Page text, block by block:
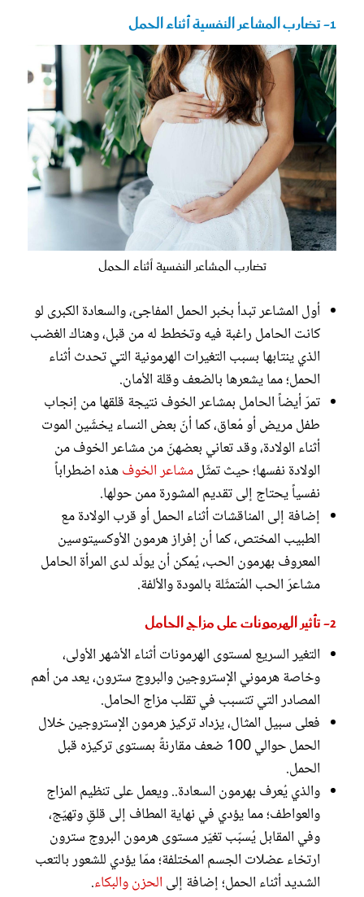
1- تضارب المشاعر النفسية أثناء الحمل
تضارب المشاعر النفسية أثناء الحمل
أول المشاعر تبدأ بخبر الحمل المفاجئ، والسعادة الكبرى لو
كانت الحامل راغبة فيه وتخطط له من قبل، وهناك الغضب
الذي ينتابها بسبب التغيرات الهرمونية التي تحدث أثناء
الحمل؛ مما يشعرها بالضعف وقلة الأمان.
تمرّ أيضاً الحامل بمشاعر الخوف نتيجة قلقها من إنجاب
طفل مريض أو مُعاق، كما أنّ بعض النساء يخشَين الموت
أثناء الولادة، وقد تعاني بعضهنّ من مشاعر الخوف من
الولادة نفسها؛ حيث تمثّلمشاعر الخوفهذه اضطراباً
نفسياً يحتاج إلى تقديم المشورة ممن حولها.
إضافة إلى المناقشات أثناء الحمل أو قرب الولادة مع
الطبيب المختص، كما أن إفراز هرمون الأوكسيتوسين
المعروف بهرمون الحب، يُمكن أن يولّد لدى المرأة الحامل
مشاعرَ الحب المُتمثّلة بالمودة والألفة.
2- تأثير الهرمونات على مزاج الحامل
التغير السريع لمستوى الهرمونات أثناء الأشهر الأولى،
وخاصة هرموني الإستروجين والبروج سترون، يعد من أهم
المصادر التي تتسبب في تقلب مزاج الحامل.
فعلى سبيل المثال، يزداد تركيز هرمون الإستروجين خلال
الحمل حوالي 100 ضعف مقارنةً بمستوى تركيزه قبل
الحمل.
والذي يُعرف بهرمون السعادة.. ويعمل على تنظيم المزاج
والعواطف؛ مما يؤدي في نهاية المطاف إلى قلقِ وتهيّج،
وفي المقابل يُسبّب تغيّر مستوى هرمون البروج سترون
ارتخاء عضلات الجسم المختلفة؛ ممّا يؤدي للشعور بالتعب
الشديد أثناء الحمل؛ إضافة إلى الحزن والبكاء.